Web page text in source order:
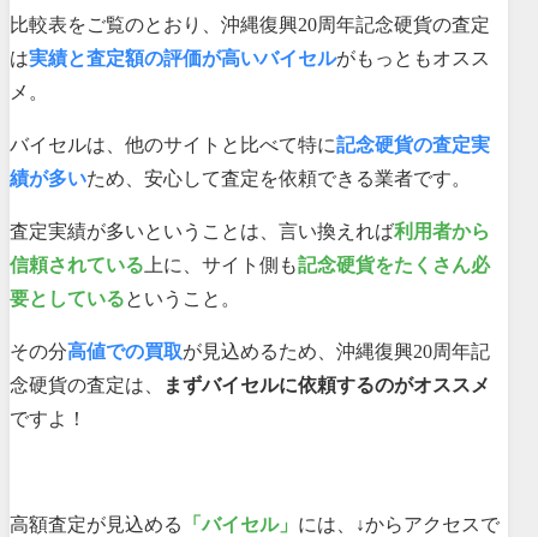
比較表をご覧のとおり、沖縄復興20周年記念硬貨の査定
は実績と査定額の評価が高いバイセルがもっともオスス
メ。
バイセルは、他のサイトと比べて特に記念硬貨の査定実
績が多いため、安心して査定を依頼できる業者です。
査定実績が多いということは、言い換えれば利用者から
信頼されている上に、サイト側も記念硬貨をたくさん必
要としているということ。
その分高値での買取が見込めるため、沖縄復興20周年記
念硬貨の査定は、
まずバイセルに依頼するのがオススメ
ですよ！
高額査定が見込める 「バイセル」 には、↓からアクセスで